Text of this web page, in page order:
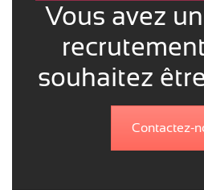
Vous avez
souhaitez
Contactez-